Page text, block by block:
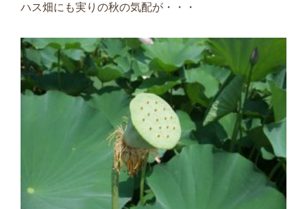
ハス畑にも実りの秋の気配が・・・